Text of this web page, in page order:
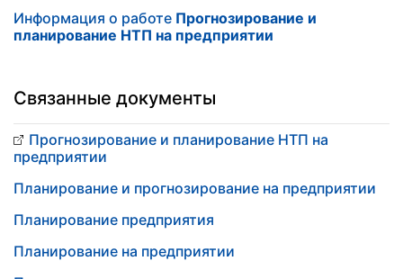
Информация о работе Прогнозирование и
планирование НТП на предприятии
Связанные документы
Прогнозирование и планирование НТП на
предприятии
Планирование и прогнозирование на предприятии
Планирование предприятия
Планирование на предприятии